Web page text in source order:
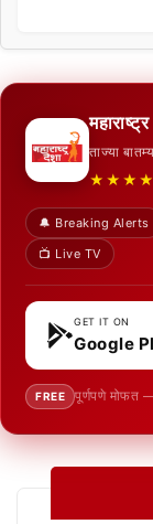
ताज्या
🔔 Breaking Alerts
📺 Live TV
GET IT ON
Google
FREE पूर्णपणे मोफत